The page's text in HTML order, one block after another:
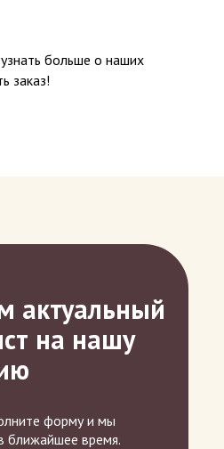
больше о наших
заказ!
актуальный
на нашу
форму и мы
ближайшее время.